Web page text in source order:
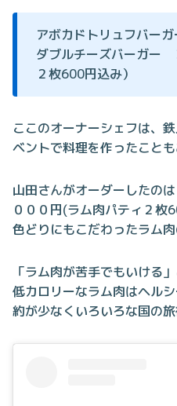
アボカドトリュフバー
ダブルチーズバーガー
２枚600円込み）
ここのオーナーシェフは、
ベントで料理を作ったこと
山田さんがオーダーしたの
０００円(ラム肉パティ２枚
色どりにもこだわったラム肉
「ラム肉が苦手でもいける
低カロリーなラム肉はヘル
約が少なくいろいろな国の